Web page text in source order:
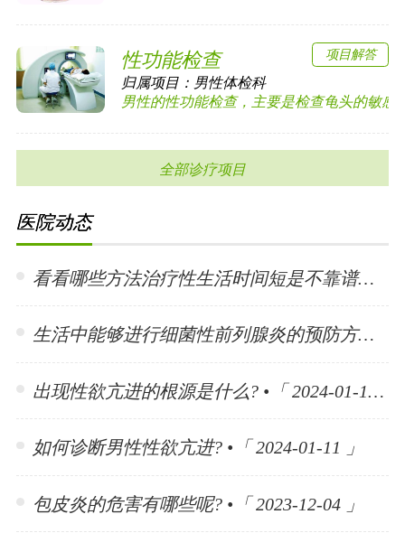
性功能检查
归属项目： 男性体检科
男性的性功能检查，主要是检查龟头的敏感
项目解答
全部诊疗项目
医院动态
看看哪些方法治疗性生活时间短是不靠谱的? •「 2024-01-15 」
生活中能够进行细菌性前列腺炎的预防方法有哪些? •「 2024-01-15 」
出现性欲亢进的根源是什么? •「 2024-01-11 」
如何诊断男性性欲亢进? •「 2024-01-11 」
包皮炎的危害有哪些呢? •「 2023-12-04 」